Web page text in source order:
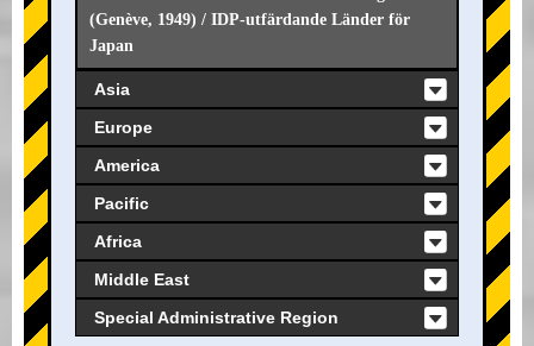
(Genève, 1949) / IDP-utfärdande Länder för
Japan
Asia
Europe
America
Pacific
Africa
Middle East
Special Administrative Region